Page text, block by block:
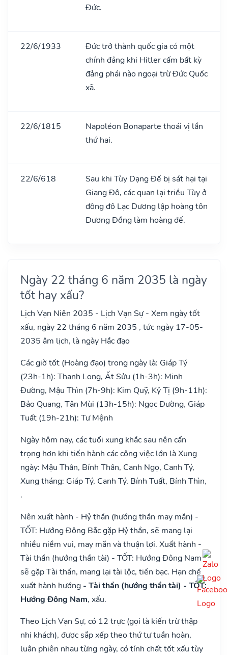
Đức.
22/6/1933
Đức trở thành quốc gia có một
chính đảng khi Hitler cấm bất kỳ
đảng phái nào ngoại trừ Đức Quốc
xã.
22/6/1815
Napoléon Bonaparte thoái vị lần
thứ hai.
22/6/618
Sau khi Tùy Dạng Đế bị sát hại tại
Giang Đô, các quan lại triều Tùy ở
đông đô Lạc Dương lập hoàng tôn
Dương Đồng làm hoàng đế.
Ngày 22 tháng 6 năm 2035 là ngày
tốt hay xấu?
Lịch Vạn Niên 2035 - Lịch Vạn Sự - Xem ngày tốt
xấu, ngày 22 tháng 6 năm 2035 , tức ngày 17-05-
2035 âm lịch, là ngày Hắc đạo
Các giờ tốt (Hoàng đạo) trong ngày là: Giáp Tý
(23h-1h): Thanh Long, Ất Sửu (1h-3h): Minh
Đường, Mậu Thìn (7h-9h): Kim Quỹ, Kỷ Tị (9h-11h):
Bảo Quang, Tân Mùi (13h-15h): Ngọc Đường, Giáp
Tuất (19h-21h): Tư Mệnh
Ngày hôm nay, các tuổi xung khắc sau nên cẩn
trọng hơn khi tiến hành các công việc lớn là Xung
ngày: Mậu Thân, Bính Thân, Canh Ngọ, Canh Tý,
Xung tháng: Giáp Tý, Canh Tý, Bính Tuất, Bính Thìn,
.
Nên xuất hành - Hỷ thần (hướng thần may mắn) -
TỐT: Hướng Đông Bắc gặp Hỷ thần, sẽ mang lại
nhiều niềm vui, may mắn và thuận lợi. Xuất hành -
Tài thần (hướng thần tài) - TỐT: Hướng Đông Nam
sẽ gặp Tài thần, mang lại tài lộc, tiền bạc. Hạn chế
xuất hành hướng - Tài thần (hướng thần tài) - TỐT:
Hướng Đông Nam, xấu.
Theo Lịch Vạn Sự, có 12 trực (gọi là kiến trừ thập
nhị khách), được sắp xếp theo thứ tự tuần hoàn,
luân phiên nhau từng ngày, có tính chất tốt xấu tùy